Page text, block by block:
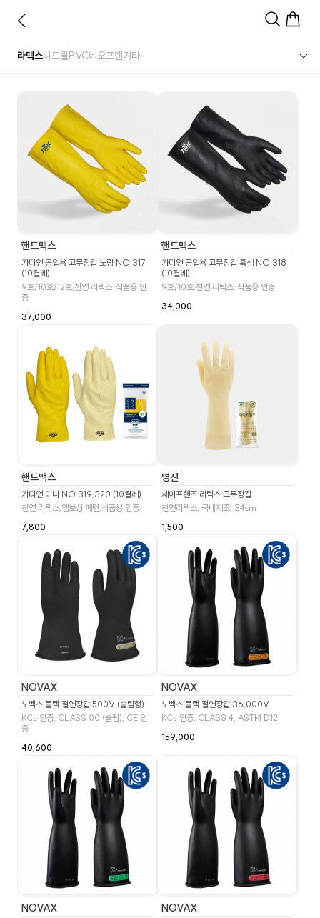
라텍스니트릴 PVC네오프렌기타
핸드맥스
가디언 공업용 고무장갑 노랑 NO.317
(10켤레)
9호/10호/12호,천연 라텍스·식품용 인
증
37,000
핸드맥스
가디언 공업용 고무장갑 흑색 NO.318
(10켤레)
9호/10호,천연 라텍스·식품용 인증
34,000
핸드맥스
가디언 미니 NO.319,320 (10켤레)
천연 라텍스,엠보싱 패턴,식품용 인증
7,800
명진
세이프핸즈 라텍스 고무장갑
천연라텍스, 국내제조, 34cm
1,500
NOVAX
노벡스 블랙 절연장갑 500V (슬림형)
KCs 인증, CLASS 00 (슬림), CE 인
증
40,600
NOVAX
노벡스 블랙 절연장갑 36,000V
KCs 인증, CLASS 4, ASTM D12
159,000
NOVAX NOVAX